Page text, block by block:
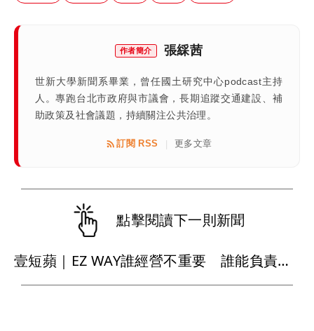
作者簡介 張綵茜
世新大學新聞系畢業，曾任國土研究中心podcast主持
人。專跑台北市政府與市議會，長期追蹤交通建設、補
助政策及社會議題，持續關注公共治理。
訂閱 RSS 更多文章
點擊閱讀下一則新聞
壹短蘋｜EZ WAY誰經營不重要 誰能負責才是關鍵